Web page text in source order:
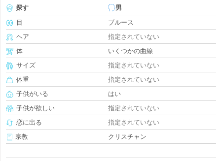
探す
男
目
ブルース
ヘア
指定されていない
体
いくつかの曲線
サイズ
指定されていない
体重
指定されていない
子供がいる
はい
子供が欲しい
指定されていない
恋に出る
指定されていない
宗教
クリスチャン